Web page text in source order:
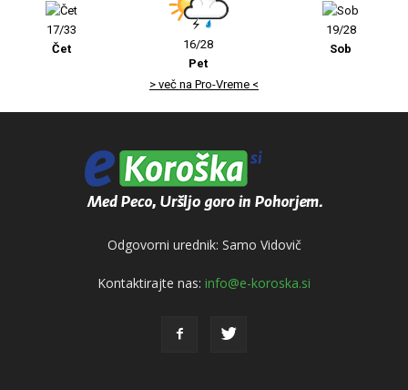
17/33
Čet
16/28
Pet
19/28
Sob
> več na Pro-Vreme <
Odgovorni urednik: Samo Vidovič
Kontaktirajte nas: info@e-koroska.si